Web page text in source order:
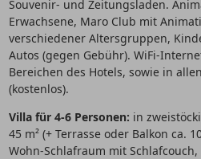
Souvenir- und Zeitungsladen.
Erwachsene, Maro Club mit
verschiedener Altersgruppen,
Autos (gegen Gebühr). WiFi-
Bereichen des Hotels, sowie in
(kostenlos).
Villa für 4-6 Personen: in
45 m² (+ Terrasse oder Balkon ca.
Wohn-Schlafraum mit Schlafcouch,